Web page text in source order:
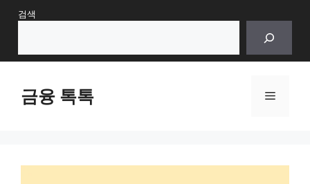
Skip검색
금융 톡톡 Menu